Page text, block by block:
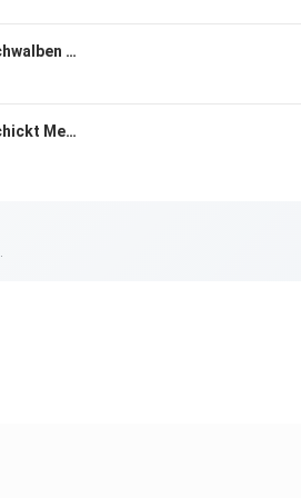
FORZA! #105 WM-Spezial – Schwalben und geplatzte WM-Träume mit Blerim Dzemaili
FORZA! #104 WM-Spezial – Schickt Messi in die Rente!